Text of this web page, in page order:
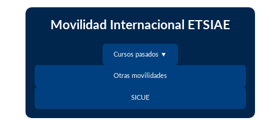
Movilidad Internacional ETSIAE
Cursos pasados ▼
Otras movilidades
SICUE